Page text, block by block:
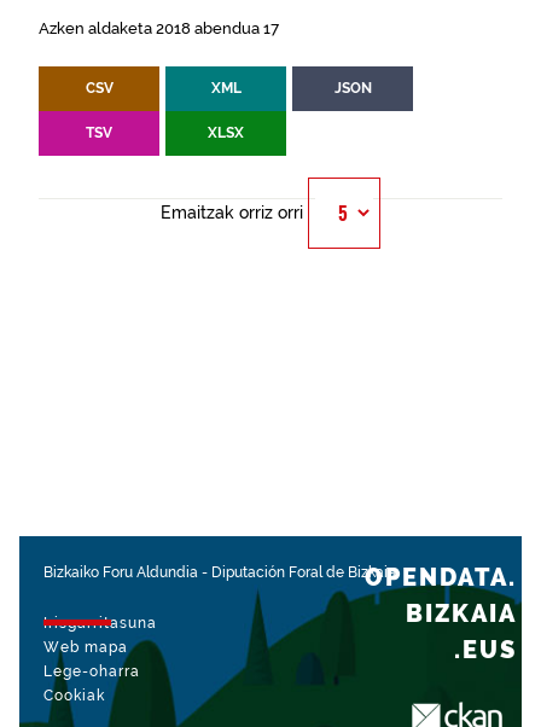
Azken aldaketa 2018 abendua 17
CSV XML JSON
TSV XLSX
Emaitzak orriz orri
Bizkaiko Foru Aldundia - Diputación Foral de Bizkaia
Irisgarritasuna
Web mapa
Lege-oharra
Cookiak
OPENDATA.
BIZKAIA
.EUS